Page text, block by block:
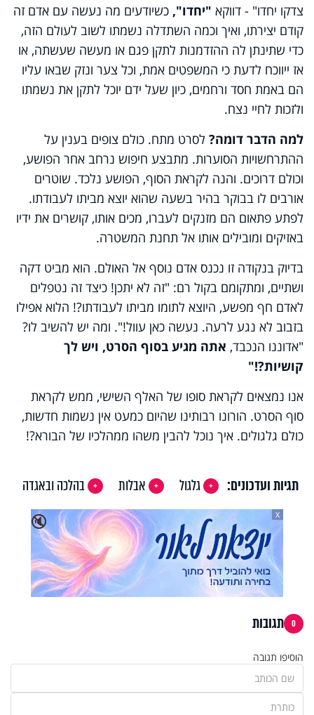
צדקו יחדו" - דווקא "יחדו", כשיודעים מה נעשה עם אדם זה
קודם יצירתו, ואיך וכמה השתדלה נשמתו לשוב לעולם הזה,
כדי שתינתן לה ההזדמנות לתקן פגם או מעשה שעשתה, או
אז ייווכח לדעת כי המשפטים אמת, וכל צער ונזק שבאו עליו
הם באמת חסד ורחמים, כיון שעל ידם יוכל לתקן את נשמתו
ולזכות לחיי נצח.
למה הדבר דומה? לסרט מתח. כולם צופים בענין על
ההתרחשויות הסוערות. מתבצע חיפוש נרחב אחר הפושע,
וכולם דרוכים. והנה לקראת הסוף, הפושע נלכד. שוטרים
אורבים לו בבוקר בהיר בשעה שהוא יוצא מביתו לעבודתו.
לפתע פתאום הם מזנקים לעברו, מכים אותו, קושרים את ידיו
באזיקים ומובילים אותו אל תחנת המשטרה.
בדיוק בנקודה זו נכנס אדם נוסף אל האולם. הוא מביט דקה
ושתיים, ומתקומם בקול רם: "זה לא יתכן! כיצד זה נטפלים
לאדם חף מפשע, היוצא לתומו מביתו לעבודתו?! הלוא אפילו
בזבוב לא נגע לרעה. נעשה כאן עוול!". ומה יש להשיב לו?
"אדוננו הנכבד, אתה מגיע בסוף הסרט, ויש לך
קושיות?!"
אנו נמצאים לקראת סופו של האלף השישי, ממש לקראת
סוף הסרט. הורונו רבותינו שהיום כמעט אין נשמות חדשות,
כולם גלגולים. איך נוכל להבין משהו ממהלכיו של הבורא?!
תגיות ועדכונים: גלגול אבלות
בהלכה ובאגדה
🔇
X
0 תגובות
הוסיפו תגובה